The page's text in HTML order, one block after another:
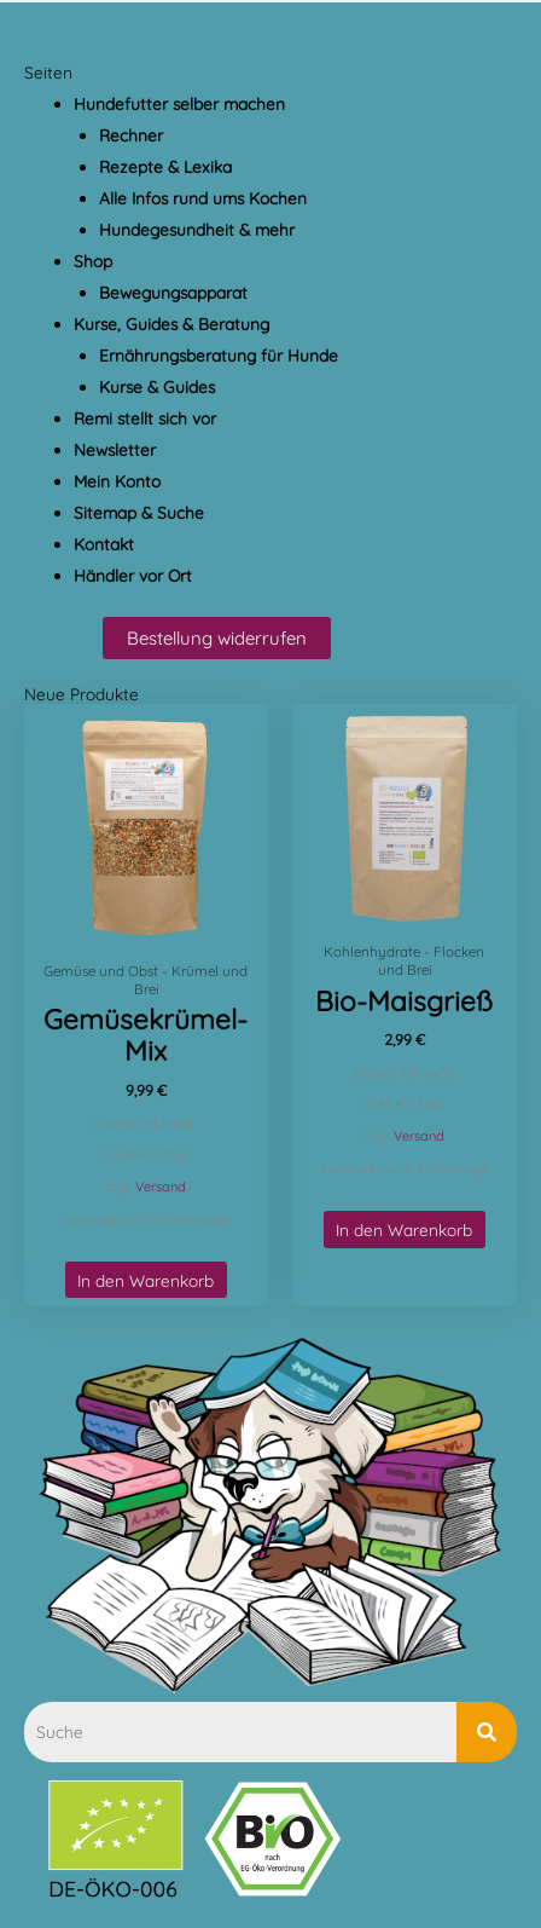
Seiten
Hundefutter selber machen
Rechner
Rezepte & Lexika
Alle Infos rund ums Kochen
Hundegesundheit & mehr
Shop
Bewegungsapparat
Kurse, Guides & Beratung
Ernährungsberatung für Hunde
Kurse & Guides
Remi stellt sich vor
Newsletter
Mein Konto
Sitemap & Suche
Kontakt
Händler vor Ort
Bestellung widerrufen
Neue Produkte
Gemüse und Obst - Krümel und
Brei
Gemüsekrümel-
Mix
9,99 €
Enthält 7% MwSt.
(22,20 € / 1 kg)
zzgl.Versand
Lieferzeit: ca. 2-3 Werktage
In den Warenkorb
Kohlenhydrate - Flocken
und Brei
Bio-Maisgrieß
2,99 €
Enthält 7% MwSt.
(5,98 € / 1 kg)
zzgl.Versand
Lieferzeit: ca. 2-3 Werktage
In den Warenkorb